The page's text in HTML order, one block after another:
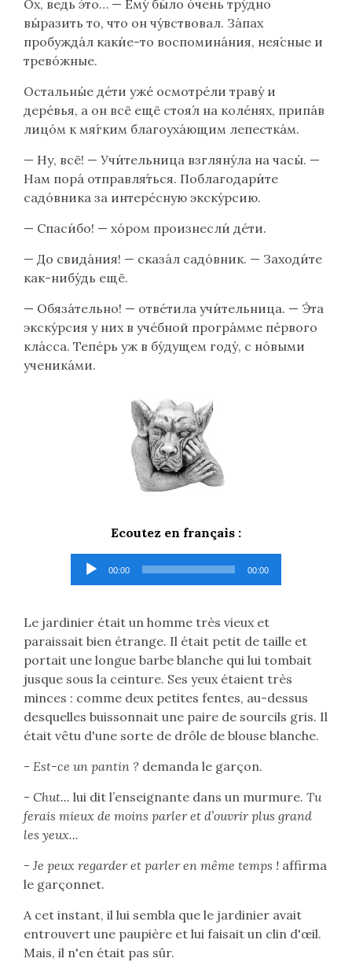
Ох, ведь э́то… — Ему́ бы́ло о́чень тру́дно
вы́разить то, что он чу́вствовал. За́пах
пробужда́л каки́е-то воспомина́ния, нея́сные и
трево́жные.
Остальны́е де́ти уже́ осмотре́ли траву́ и
дере́вья, а он всё ещё стоя́л на коле́нях, припа́в
лицо́м к мя́гким благоуха́ющим лепестка́м.
— Ну, всё! — Учи́тельница взгляну́ла на часы́. —
Нам пора́ отправля́ться. Поблагодари́те
садо́вника за интере́сную экску́рсию.
— Спаси́бо! — хо́ром произнесли́ де́ти.
— До свида́ния! — сказа́л садо́вник. — Заходи́те
как-нибу́дь ещё.
— Обяза́тельно! — отве́тила учи́тельница. — Э́та
экску́рсия у них в уче́бной програ́мме пе́рвого
кла́сса. Тепе́рь уж в бу́дущем году́, с но́выми
ученика́ми.
Ecoutez en français :
Lecteur00:00 00:00
Le jardinier était un homme très vieux et
paraissait bien étrange. Il était petit de taille et
portait une longue barbe blanche qui lui tombait
jusque sous la ceinture. Ses yeux étaient très
minces : comme deux petites fentes, au-dessus
desquelles buissonnait une paire de sourcils gris. Il
était vêtu d'une sorte de drôle de blouse blanche.
- Est-ce un pantin ? demanda le garçon.
- Chut... lui dit l’enseignante dans un murmure. Tu
ferais mieux de moins parler et d’ouvrir plus grand
les yeux...
- Je peux regarder et parler en même temps ! affirma
le garçonnet.
A cet instant, il lui sembla que le jardinier avait
entrouvert une paupière et lui faisait un clin d'œil.
Mais, il n'en était pas sûr.